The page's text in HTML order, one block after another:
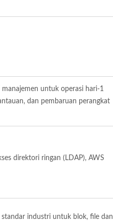
untuk operasi hari-1
dan pembaruan perangkat
direktori ringan (LDAP), AWS
industri untuk blok, file dan